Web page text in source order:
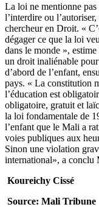
La loi ne mentionne
l’interdire ou
chercheur en Droit. «
dégager ce que la loi
dans le monde »,
un droit inaliénable
d’abord de l’enfant,
pays. « La constitution
l’éducation est
obligatoire, gratuit et
la loi fondamentale de
l’enfant que le Mali a
voies publiques aux
Sinon une violation
international», a conclu
Koureichy Cissé
Source: Mali Tribune